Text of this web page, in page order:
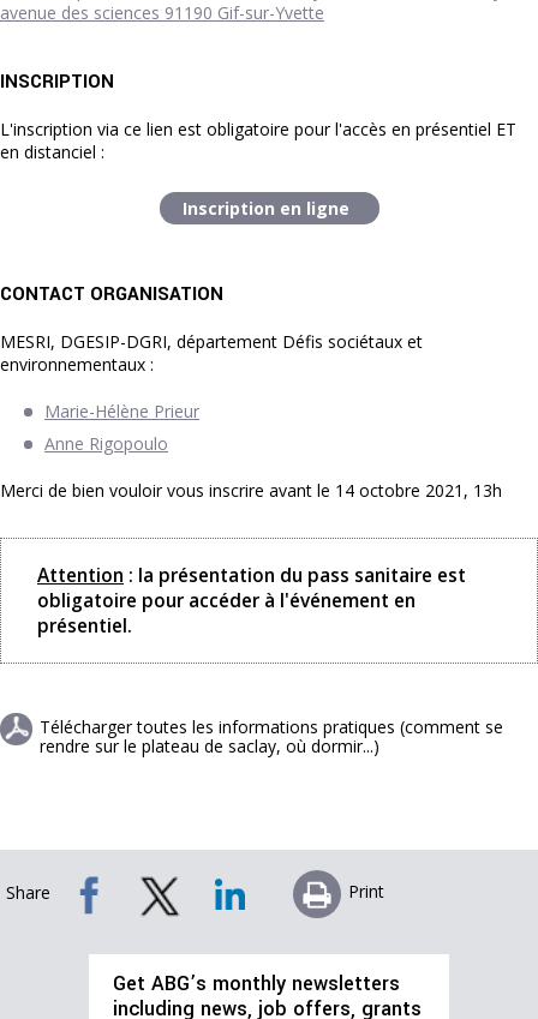
avenue des sciences 91190 Gif-sur-Yvette
INSCRIPTION
L'inscription via ce lien est obligatoire pour l'accès en présentiel ET
en distanciel :
Inscription en ligne
CONTACT ORGANISATION
MESRI, DGESIP-DGRI, département Défis sociétaux et
environnementaux :
Marie-Hélène Prieur
Anne Rigopoulo
Merci de bien vouloir vous inscrire avant le 14 octobre 2021, 13h
Attention : la présentation du pass sanitaire est
obligatoire pour accéder à l'événement en
présentiel.
Télécharger toutes les informations pratiques (comment se
rendre sur le plateau de saclay, où dormir...)
Share Print
Get ABG’s monthly newsletters
including news, job offers, grants